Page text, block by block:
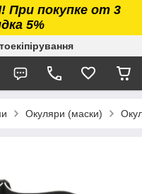
При покупке от 3
5%
Окуляри (маски)